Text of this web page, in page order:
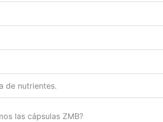
de nutrientes.
las cápsulas ZMB?